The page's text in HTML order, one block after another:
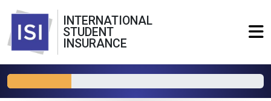
INTERNATIONAL
STUDENT
INSURANCE